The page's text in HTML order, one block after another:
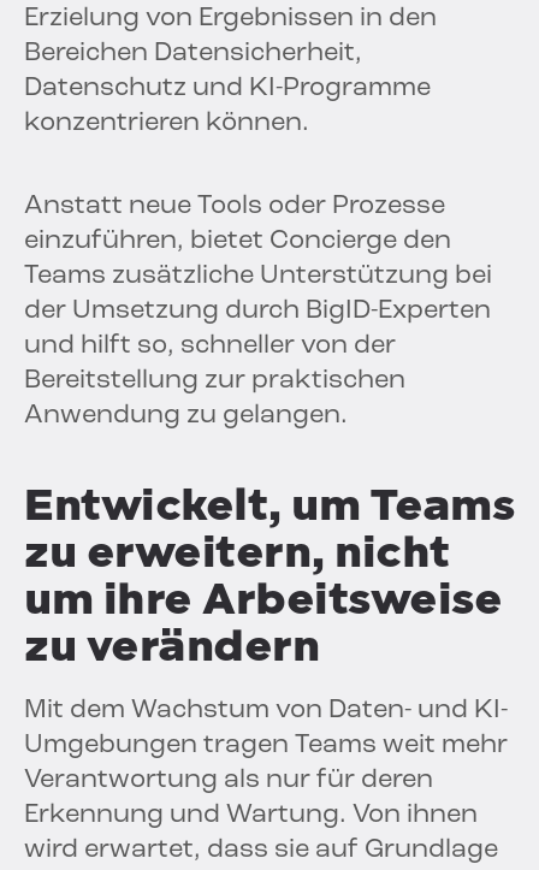
Erzielung von Ergebnissen in den
Bereichen Datensicherheit,
Datenschutz und KI-Programme
konzentrieren können.
Anstatt neue Tools oder Prozesse
einzuführen, bietet Concierge den
Teams zusätzliche Unterstützung bei
der Umsetzung durch BigID-Experten
und hilft so, schneller von der
Bereitstellung zur praktischen
Anwendung zu gelangen.
Entwickelt, um Teams
zu erweitern, nicht
um ihre Arbeitsweise
zu verändern
Mit dem Wachstum von Daten- und KI-
Umgebungen tragen Teams weit mehr
Verantwortung als nur für deren
Erkennung und Wartung. Von ihnen
wird erwartet, dass sie auf Grundlage